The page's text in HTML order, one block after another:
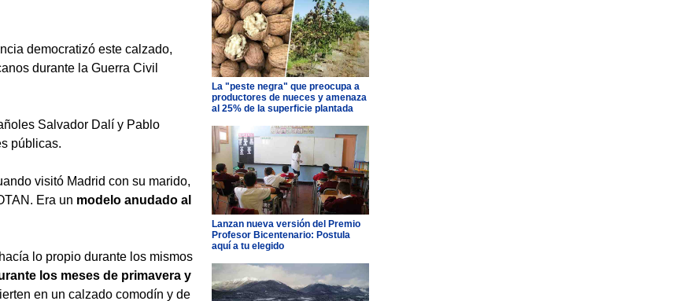
democratizó este calzado,
durante la Guerra Civil
Salvador Dalí y Pablo
públicas.
visitó Madrid con su marido,
Era un modelo anudado al
lo propio durante los mismos
los meses de primavera y
en un calzado comodín y de
La "peste negra" que preocupa a
productores de nueces y amenaza
al 25% de la superficie plantada
Lanzan nueva versión del Premio
Profesor Bicentenario: Postula
aquí a tu elegido